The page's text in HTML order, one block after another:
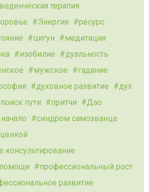
терапия
Энергия
ресурс
цигун
медитация
изобилие
дуальность
мужское
гадание
духовное развитие
дух
поиск пути притчи
Дао
синдром самозванца
консультирование
профессиональный рост
развитие